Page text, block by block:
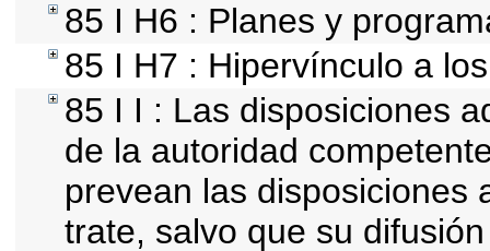
85 I H6 : Planes y
85 I H7 : Hipervínculo a
85 I I : Las disposiciones
de la autoridad
prevean las disposiciones
trate, salvo que su